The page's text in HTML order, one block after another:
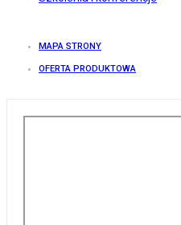
MAPA STRONY
OFERTA PRODUKTOWA